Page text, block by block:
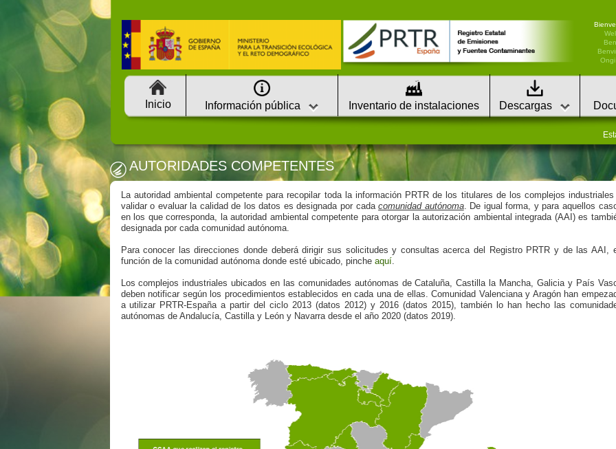
Inicio Información pública Inventario de instalaciones Descargas
AUTORIDADES COMPETENTES
La autoridad ambiental competente para recopilar toda la información PRTR de los titulares de los complejos
validar o evaluar la calidad de los datos es designada por cadacomunidad autónoma. De igual forma, y para aquellos
en los que corresponda, la autoridad ambiental competente para otorgar la autorización ambiental integrada (AAI) es
designada por cada comunidad autónoma.
Para conocer las direcciones donde deberá dirigir sus solicitudes y consultas acerca del Registro PRTR y de las AAI,
función de la comunidad autónoma donde esté ubicado, pinche aquí.
Los complejos industriales ubicados en las comunidades autónomas de Cataluña, Castilla la Mancha, Galicia y País
deben notificar según los procedimientos establecidos en cada una de ellas. Comunidad Valenciana y Aragón han
a utilizar PRTR-España a partir del ciclo 2013 (datos 2012) y 2016 (datos 2015), también lo han hecho las
autónomas de Andalucía, Castilla y León y Navarra desde el año 2020 (datos 2019).